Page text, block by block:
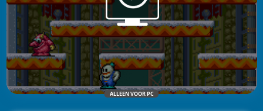
ALLEEN VOOR PC